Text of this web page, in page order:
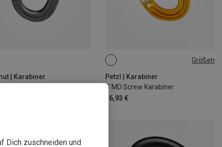
| Karabiner
Größen
Petzl | Karabiner
S´MD Screw Karabiner
16,93 €
SCREW-LOCK
Dich zuschneiden und